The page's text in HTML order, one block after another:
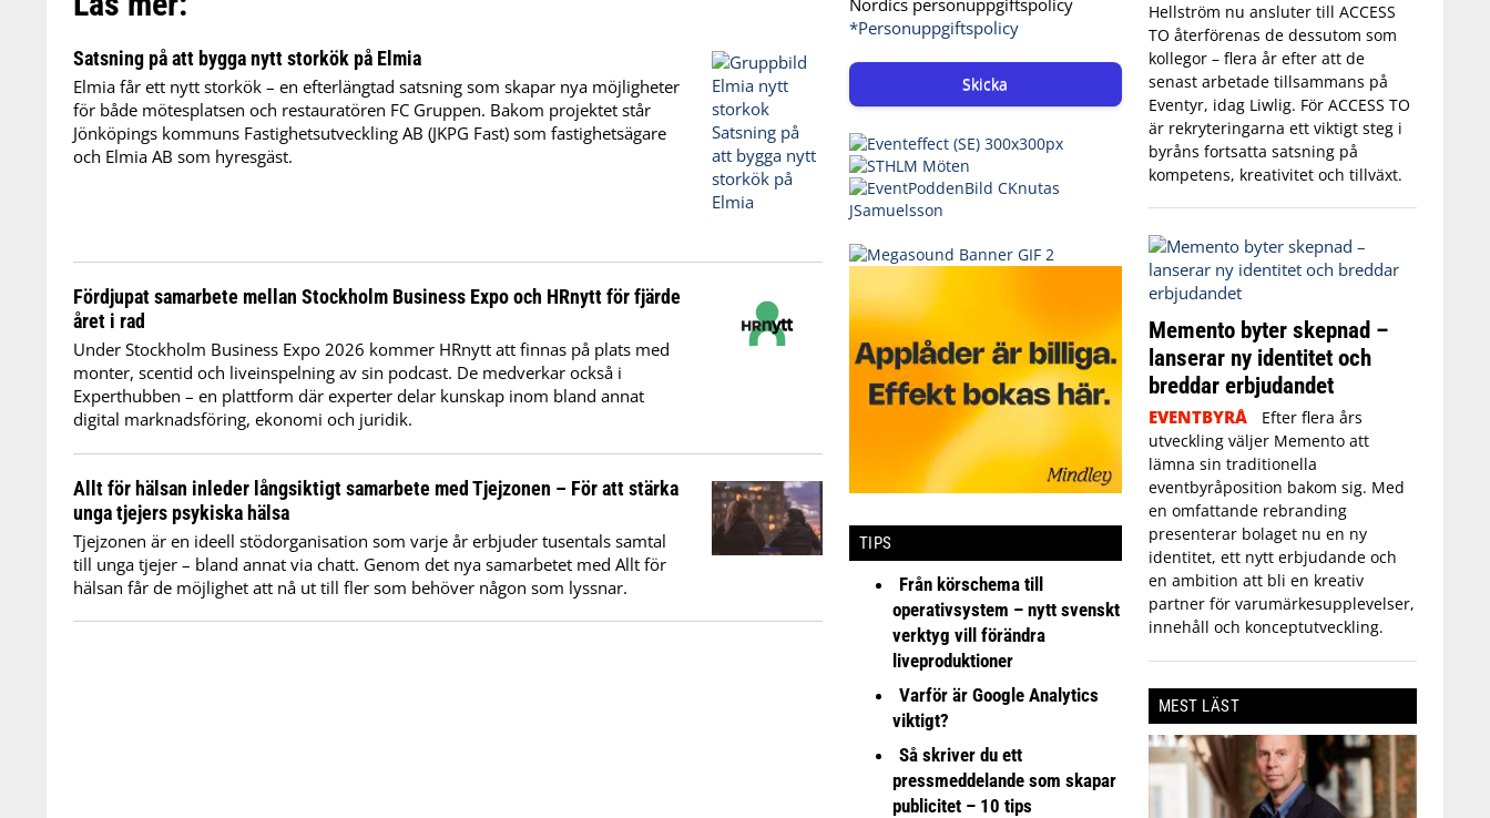
Satsning på att bygga nytt storkök på Elmia
Elmia får ett nytt storkök – en efterlängtad satsning som skapar nya möjligheter
för både mötesplatsen och restauratören FC Gruppen. Bakom projektet står
Jönköpings kommuns Fastighetsutveckling AB (JKPG Fast) som fastighetsägare
och Elmia AB som hyresgäst.
Fördjupat samarbete mellan Stockholm Business Expo och HRnytt för fjärde
året i rad
Under Stockholm Business Expo 2026 kommer HRnytt att finnas på plats med
monter, scentid och liveinspelning av sin podcast. De medverkar också i
Experthubben – en plattform där experter delar kunskap inom bland annat
digital marknadsföring, ekonomi och juridik.
Allt för hälsan inleder långsiktigt samarbete med Tjejzonen – För att stärka
unga tjejers psykiska hälsa
Tjejzonen är en ideell stödorganisation som varje år erbjuder tusentals samtal
till unga tjejer – bland annat via chatt. Genom det nya samarbetet med Allt för
hälsan får de möjlighet att nå ut till fler som behöver någon som lyssnar.
*Personuppgiftspolicy
Skicka
TIPS
Från körschema till
operativsystem – nytt svenskt
verktyg vill förändra
liveproduktioner
Varför är Google Analytics
viktigt?
Så skriver du ett
pressmeddelande som skapar
publicitet – 10 tips
Hellström nu ansluter till ACCESS
TO återförenas de dessutom som
kollegor – flera år efter att de
senast arbetade tillsammans på
Eventyr, idag Liwlig. För ACCESS TO
är rekryteringarna ett viktigt steg i
byråns fortsatta satsning på
kompetens, kreativitet och tillväxt.
Memento byter skepnad –
lanserar ny identitet och
breddar erbjudandet
EVENTBYRÅ
Efter flera års
utveckling väljer Memento att
lämna sin traditionella
eventbyråposition bakom sig. Med
en omfattande rebranding
presenterar bolaget nu en ny
identitet, ett nytt erbjudande och
en ambition att bli en kreativ
partner för varumärkesupplevelser,
innehåll och konceptutveckling.
MEST LÄST